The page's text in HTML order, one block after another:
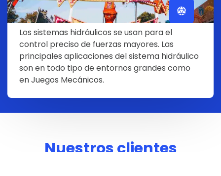
Los sistemas hidráulicos se usan para el
control preciso de fuerzas mayores. Las
principales aplicaciones del sistema hidráulico
son en todo tipo de entornos grandes como
en Juegos Mecánicos.
Nuestros clientes